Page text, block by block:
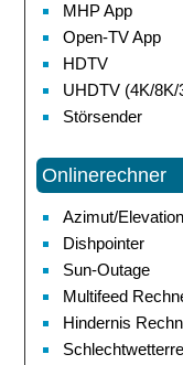
MHP App
Open-TV App
HDTV
UHDTV (4K/8K/
Störsender
Onlinerechner
Azimut/Elevation
Dishpointer
Sun-Outage
Multifeed
Hindernis